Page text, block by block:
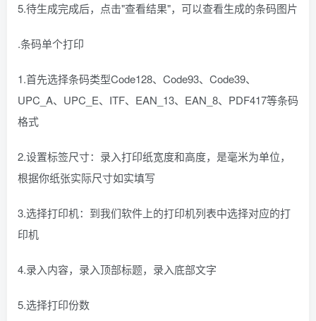
5.待生成完成后，点击"查看结果"，可以查看生成的条码图片
.条码单个打印
1.首先选择条码类型Code128、Code93、Code39、
UPC_A、UPC_E、ITF、EAN_13、EAN_8、PDF417等条码
格式
2.设置标签尺寸：录入打印纸宽度和高度，是毫米为单位，
根据你纸张实际尺寸如实填写
3.选择打印机：到我们软件上的打印机列表中选择对应的打
印机
4.录入内容，录入顶部标题，录入底部文字
5.选择打印份数